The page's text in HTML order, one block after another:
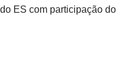
ES com participação